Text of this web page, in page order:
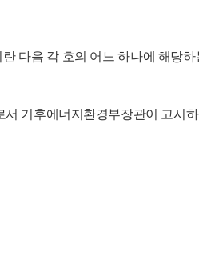
다음 각 호의 어느 하나에 해당
기후에너지환경부장관이 고시